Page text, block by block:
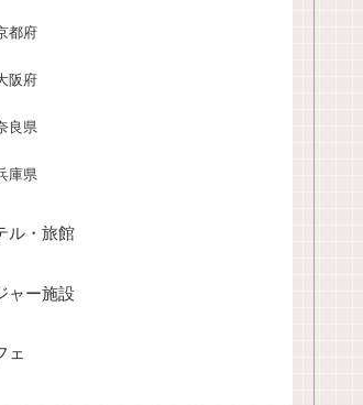
都府
阪府
良県
庫県
ル・旅館
ャー施設
ェ